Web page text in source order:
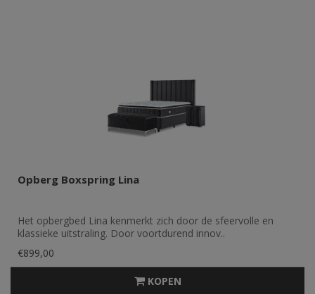
Opberg Boxspring Lina
Het opbergbed Lina kenmerkt zich door de sfeervolle en
klassieke uitstraling. Door voortdurend innov..
€899,00
KOPEN